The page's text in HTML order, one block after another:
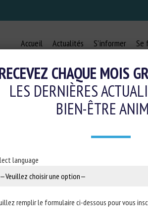
Accueil Actualités S’informer Se
: RÉPONSE
LES SOIRÉES
publiée au Journal officiel de la République
CHAQUE MOIS
LES DERNIÈRES
BIEN-ÊTRE
language
remplir le formulaire ci-dessous pour vous